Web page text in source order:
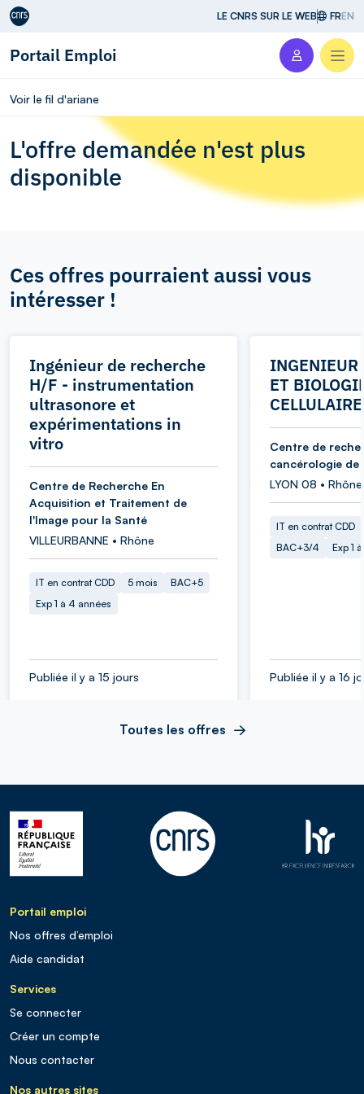
Aller au contenu LE CNRS SUR LE WEB FREN
Portail Emploi
Voir le fil d'ariane
L'offre demandée n'est plus
disponible
Ces offres pourraient aussi vous
intéresser !
Ingénieur de recherche
H/F - instrumentation
ultrasonore et
expérimentations in
vitro
Centre de Recherche En
Acquisition et Traitement de
l'Image pour la Santé
VILLEURBANNE • Rhône
IT en contrat CDD 5 mois
BAC+5
Exp 1 à 4 années
Publiée il y a 15 jours
ET
Centre de
cancérologie de
LYON 08 • Rhône
IT en contrat CDD
BAC+3/4
Exp 1
Publiée il y a 16
Toutes les offres
Portail emploi
Nos offres d’emploi
Aide candidat
Services
Se connecter
Créer un compte
Nous contacter
Nos autres sites